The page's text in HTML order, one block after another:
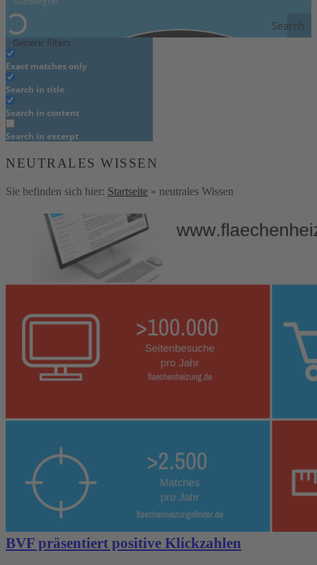
Search
Generic filters
Exact matches only
Search in title
Search in content
Search in excerpt
NEUTRALES WISSEN
Sie befinden sich hier: Startseite » neutrales Wissen
BVF präsentiert positive Klickzahlen